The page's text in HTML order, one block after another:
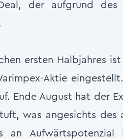
der aufgrund des
ersten Halbjahres
Aktie
Ende August hat der
was angesichts
an Aufwärtspotenzial